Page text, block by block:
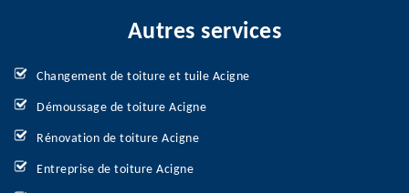
Autres services
Changement de toiture et tuile Acigne
Démoussage de toiture Acigne
Rénovation de toiture Acigne
Entreprise de toiture Acigne